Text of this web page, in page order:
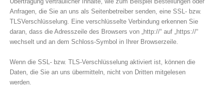
Anfragen, die Sie an uns als Seitenbetreiber senden, eine SSL- bzw.
TLSVerschlüsselung. Eine verschlüsselte Verbindung erkennen Sie
daran, dass die Adresszeile des Browsers von „http://“ auf „https://“
wechselt und an dem Schloss-Symbol in Ihrer Browserzeile.
Wenn die SSL- bzw. TLS-Verschlüsselung aktiviert ist, können die
Daten, die Sie an uns übermitteln, nicht von Dritten mitgelesen
werden.